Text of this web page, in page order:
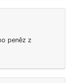
peněz z